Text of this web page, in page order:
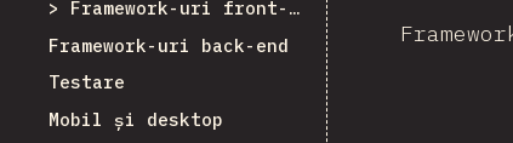
Framework-uri front-end
Framework-uri back-end
Testare
Mobil și desktop